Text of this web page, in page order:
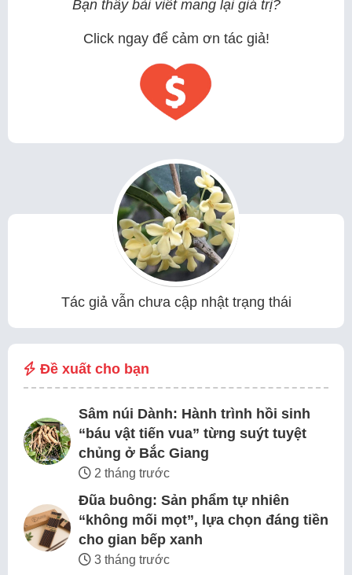
Bạn thấy bài viết mang lại giá trị?
Click ngay để cảm ơn tác giả!
Tác giả vẫn chưa cập nhật trạng thái
Đề xuất cho bạn
Sâm núi Dành: Hành trình hồi sinh
“báu vật tiến vua” từng suýt tuyệt
chủng ở Bắc Giang
2 tháng trước
Đũa buông: Sản phẩm tự nhiên
“không mối mọt”, lựa chọn đáng tiền
cho gian bếp xanh
3 tháng trước